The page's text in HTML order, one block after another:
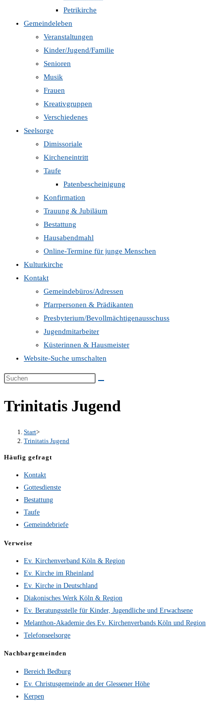
Petrikirche
Gemeindeleben
Veranstaltungen
Kinder/Jugend/Familie
Senioren
Musik
Frauen
Kreativgruppen
Verschiedenes
Seelsorge
Dimissoriale
Kircheneintritt
Taufe
Patenbescheinigung
Konfirmation
Trauung & Jubiläum
Bestattung
Hausabendmahl
Online-Termine für junge Menschen
Kulturkirche
Kontakt
Gemeindebüros/Adressen
Pfarrpersonen & Prädikanten
Presbyterium/Bevollmächtigenausschuss
Jugendmitarbeiter
Küsterinnen & Hausmeister
Website-Suche umschalten
Trinitatis Jugend
Start>
Trinitatis Jugend
Häufig gefragt
Kontakt
Gottesdienste
Bestattung
Taufe
Gemeindebriefe
Verweise
Ev. Kirchenverband Köln & Region
Ev. Kirche im Rheinland
Ev. Kirche in Deutschland
Diakonisches Werk Köln & Region
Ev. Beratungsstelle für Kinder, Jugendliche und Erwachsene
Melanthon-Akademie des Ev. Kirchenverbands Köln und Region
Telefonseelsorge
Nachbargemeinden
Bereich Bedburg
Ev. Christusgemeinde an der Glessener Höhe
Kerpen